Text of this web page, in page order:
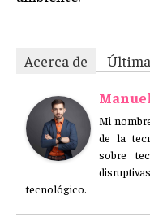
Acerca de
Mi
de la
sobre
tecnológico.